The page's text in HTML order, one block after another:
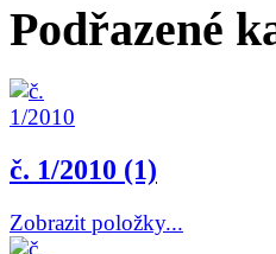
Podřazené
č. 1/2010 (1)
Zobrazit položky...